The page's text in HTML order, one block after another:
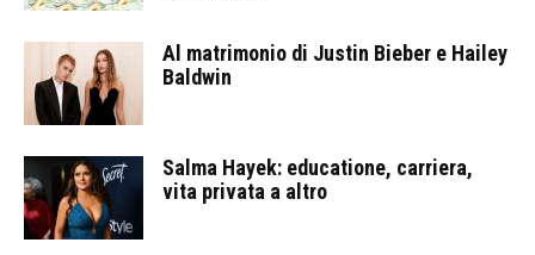
Al matrimonio di Justin Bieber e Hailey
Baldwin
Salma Hayek: educatione, carriera,
vita privata a altro